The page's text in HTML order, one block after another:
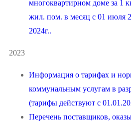
многоквартирном доме за 1
жил. пом. в месяц с 01 июля
2024г..
2023
Информация о тарифах и
коммунальным услугам в
(тарифы действуют с
Перечень поставщиков,